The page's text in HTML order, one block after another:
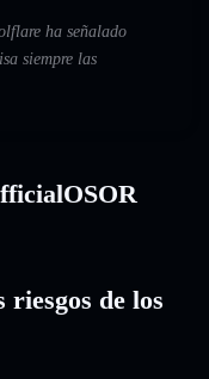
ha señalado
siempre las
riesgos de los